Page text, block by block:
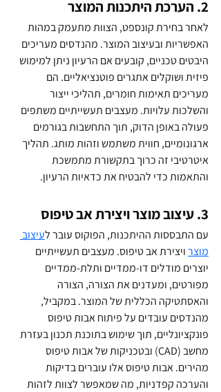
2. הערכת היתכנות המוצר
לאחר בחירת קונספט, הצוות מתעמק במהות
האפשריות ובעיצוב המוצר. מהנדסים מעריכים
היבטים טכניים, קובעים אם הרעיון ניתן למימוש
פיזית ושוקלים אתגרים פוטנציאליים. הם
מעריכים תאימות חומרים, תהליכי ייצור
והשלכות עלויות. מעצבים תעשייתיים משתפים
פעולה באופן הדוק, תוך התחשבות בגורמים
ארגונומיים, חווית משתמש וזהות מותג. תהליך
איטרטיבי זה כרוך בתקשורת מתמשכת
והתאמות כדי להבטיח את כדאיות הרעיון.
3. עיצוב מוצר ויצירת אב טיפוס
עם התבססות ההיתכנות, הפוקוס עובר לעיצוב
מוצר ויצירת אב טיפוס. מעצבים תעשייתיים
יוצרים מודלים דו-ממדיים ותלת-ממדיים
מפורטים, ומעדנים את הצורה, הצורה
והאסתטיקה הכללית של המוצר. במקביל,
מהנדסים עובדים על פיתוח אבות טיפוס
פונקציונליים, תוך שימוש בתוכנת תכנון בעזרת
מחשב (CAD) ובטכניקות של אבות טיפוס
מהירים. אבות טיפוס אלו עוברים בדיקות
והערכה קפדניות, מה שמאפשר לצוות לזהות